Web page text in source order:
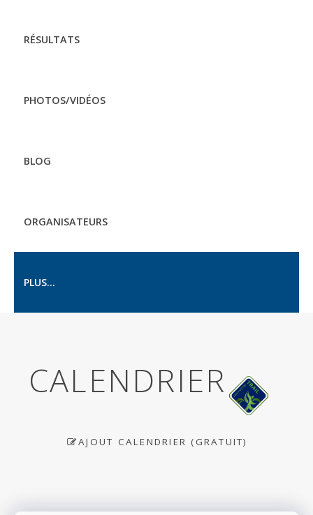
RÉSULTATS
PHOTOS/VIDÉOS
BLOG
ORGANISATEURS
PLUS...
CALENDRIER
AJOUT CALENDRIER (GRATUIT)